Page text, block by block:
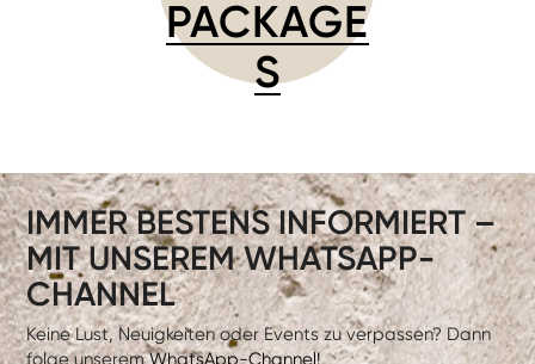
PACKAGE
S
IMMER BESTENS INFORMIERT –
MIT UNSEREM WHATSAPP-
CHANNEL
Keine Lust, Neuigkeiten oder Events zu verpassen? Dann
folge unseremWhatsApp-Channel!